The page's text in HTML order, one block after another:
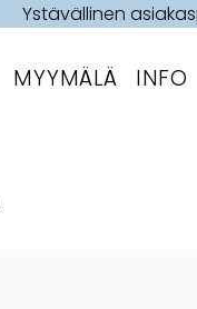
Ystävällinen
MYYMÄLÄ INFO